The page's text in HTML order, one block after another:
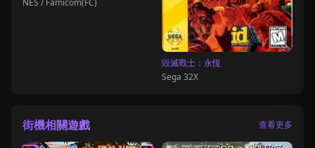
NES / Famicom(FC)
毀滅戰士：永恆
Sega 32X
街機相關遊戲 查看更多